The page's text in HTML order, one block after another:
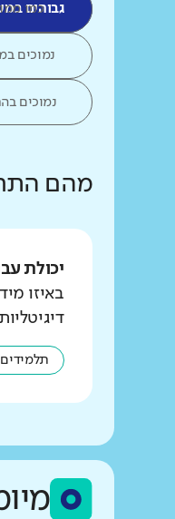
גבוהים
כמו
נמוכים
נמוכים
מהם
יכולת
באיזו
תלמידים